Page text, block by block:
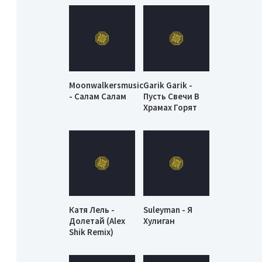
Moonwalkersmusic
- Салам Салам
Garik Garik -
Пусть Свечи В
Храмах Горят
Катя Лель -
Долетай (Alex
Shik Remix)
Suleyman - Я
Хулиган